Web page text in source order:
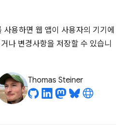
용하면 웹 앱이 사용자의 기기에
나 변경사항을 저장할 수 있습니
Thomas Steiner